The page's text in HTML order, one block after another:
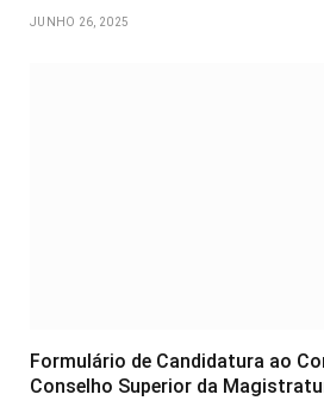
JUNHO 26, 2025
Formulário de Candidatura ao
Conselho Superior da